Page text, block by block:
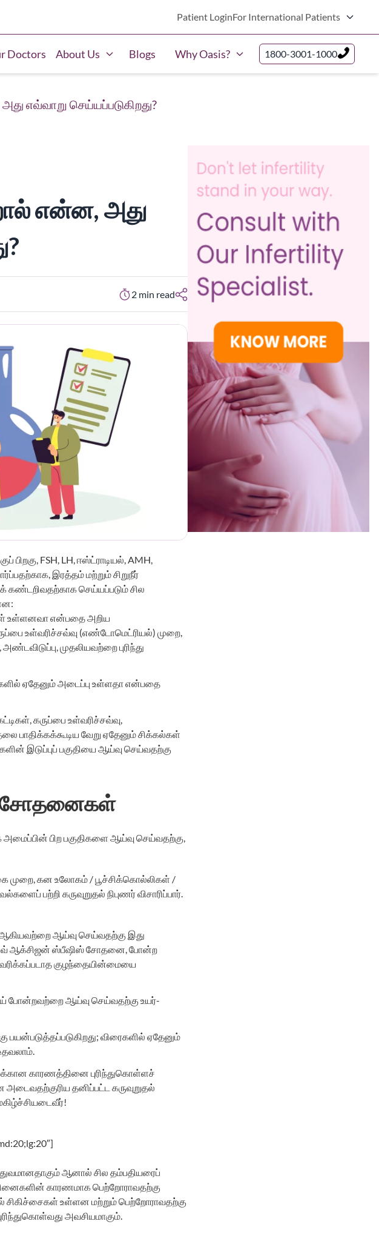
Patient LoginFor International Patients
Doctors About Us Blogs Why Oasis? 1800-3001-1000
எவ்வாறு செய்யப்படுகிறது?
என்ன, அது
2 min read
பிறகு, FSH, LH, ஈஸ்ட்ராடியல், AMH,
இரத்தம் மற்றும் சிறுநீர்
கண்டறிவதற்காக செய்யப்படும் சில
உள்ளனவா என்பதை அறிய
உள்வரிச்சவ்வு (எண்டோமெட்ரியல்) முறை,
முதலியவற்றை புரிந்து
ஏதேனும் அடைப்பு உள்ளதா என்பதை
கருப்பை உள்வரிச்சவ்வு,
பாதிக்கக்கூடிய வேறு ஏதேனும் சிக்கல்கள்
இடுப்புப் பகுதியை ஆய்வு செய்வதற்கு
பிற பகுதிகளை ஆய்வு செய்வதற்கு,
முறை, கன உலோகம் / பூச்சிக்கொல்லிகள் /
பற்றி கருவுறுதல் நிபுணர் விசாரிப்பார்.
ஆய்வு செய்வதற்கு இது
ஆக்சிஜன் ஸ்பீஷிஸ் சோதனை, போன்ற
குழந்தையின்மையை
போன்றவற்றை ஆய்வு செய்வதற்கு உயர்-
பயன்படுத்தப்படுகிறது; விரைகளில் ஏதேனும்
காரணத்தினை புரிந்துகொள்ளச்
தனிப்பட்ட கருவுறுதல்
ஆனால் சில தம்பதியரைப்
காரணமாக பெற்றோராவதற்கு
சிகிச்சைகள் உள்ளன மற்றும் பெற்றோராவதற்கு
அவசியமாகும்.